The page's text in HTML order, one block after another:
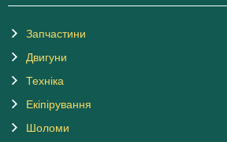
Запчастини
Двигуни
Техніка
Екіпірування
Шоломи